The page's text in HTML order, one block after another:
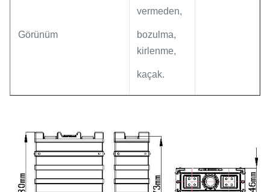
Görünüm
vermeden,
bozulma,
kirlenme,
kaçak.